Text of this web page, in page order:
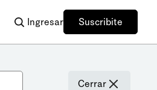
Ingresar Suscribite
Cerrar